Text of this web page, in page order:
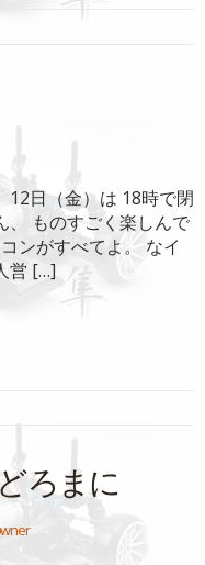
12日（金）は 18時で閉
、 ものすごく楽しんで
ンがすべてよ。 なイ
営 […]
ろまに